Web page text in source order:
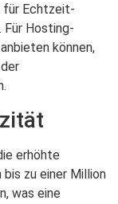
für Echtzeit-
Für Hosting-
können,
erhöhte
zu einer Million
was eine